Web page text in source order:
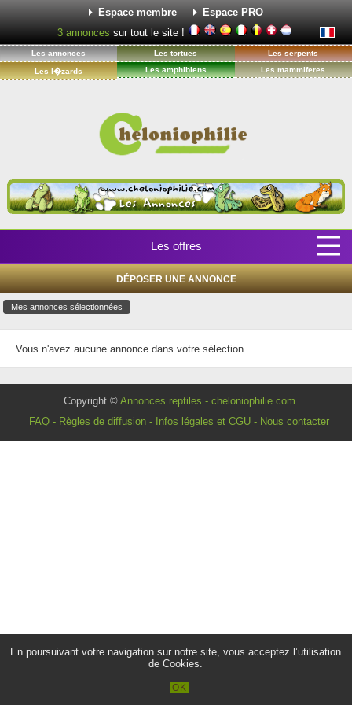
Espace membre
Espace PRO
3 annonces sur tout le site !
Les annonces Les tortues Les serpents
Les l�zards Les amphibiens Les mammiferes
Les offres
DÉPOSER UNE ANNONCE
Mes annonces sélectionnées
Vous n'avez aucune annonce dans votre sélection
Copyright © Annonces reptiles - cheloniophilie.com
FAQ - Règles de diffusion - Infos légales et CGU - Nous contacter
En poursuivant votre navigation sur notre site, vous acceptez l’utilisation
de Cookies.
OK